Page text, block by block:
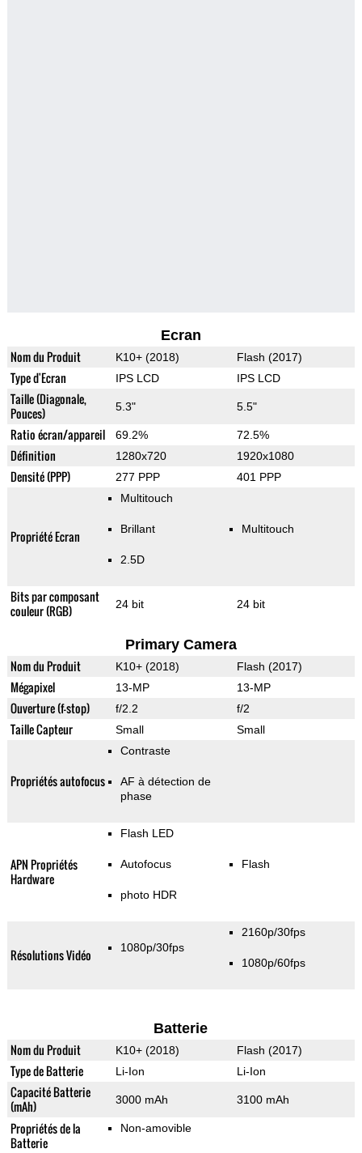
Ecran
Nom du Produit K10+ (2018) Flash (2017)
Type d'Ecran IPS LCD IPS LCD
Taille (Diagonale,
Pouces)
5.3" 5.5"
Ratio écran/appareil 69.2% 72.5%
Définition 1280x720 1920x1080
Densité (PPP) 277 PPP 401 PPP
Propriété Ecran
Multitouch
Brillant
2.5D
Multitouch
Bits par composant
couleur (RGB)
24 bit 24 bit
Primary Camera
Nom du Produit K10+ (2018) Flash (2017)
Mégapixel 13-MP 13-MP
Ouverture (f-stop) f/2.2 f/2
Taille Capteur Small Small
Propriétés autofocus
Contraste
AF à détection de
phase
APN Propriétés
Hardware
Flash LED
Autofocus
photo HDR
Flash
Résolutions Vidéo 1080p/30fps
2160p/30fps
1080p/60fps
Batterie
Nom du Produit K10+ (2018) Flash (2017)
Type de Batterie Li-Ion Li-Ion
Capacité Batterie
(mAh)
3000 mAh 3100 mAh
Propriétés de la
Batterie
Non-amovible